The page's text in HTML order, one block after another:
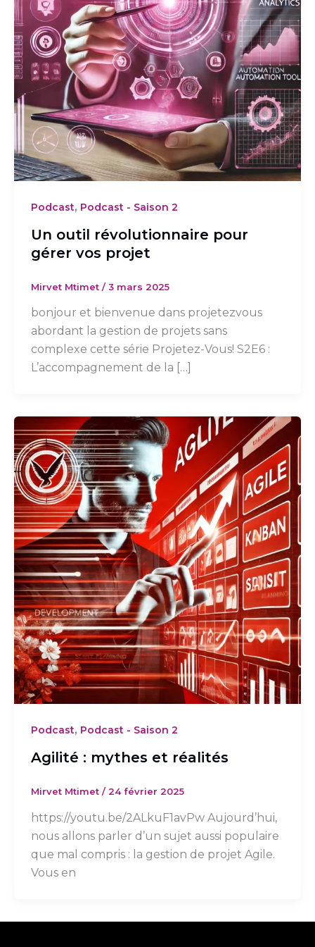
Podcast, Podcast - Saison 2
Un outil révolutionnaire pour
gérer vos projet
Mirvet Mtimet /3 mars 2025
bonjour et bienvenue dans projetezvous
abordant la gestion de projets sans
complexe cette série Projetez-Vous! S2E6 :
L’accompagnement de la […]
Podcast, Podcast - Saison 2
Agilité : mythes et réalités
Mirvet Mtimet / 24 février 2025
https://youtu.be/2ALkuF1avPw Aujourd’hui,
nous allons parler d’un sujet aussi populaire
que mal compris : la gestion de projet Agile.
Vous en